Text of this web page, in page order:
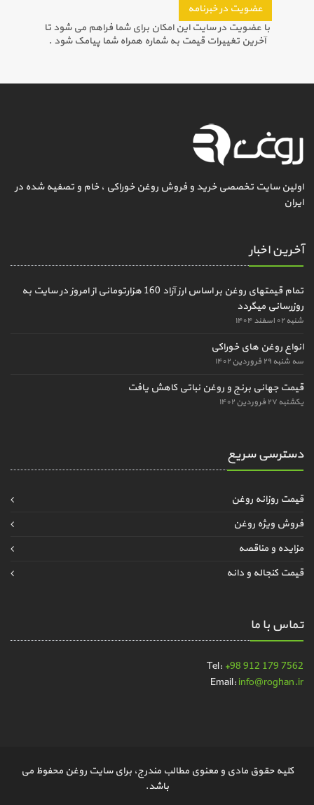
عضویت در خبرنامه
با عضویت در سایت این امکان برای شما فراهم می شود تا
آخرین تغییرات قیمت به شماره همراه شما پیامک شود .
اولین سایت تخصصی خرید و فروش روغن خوراکی ، خام و تصفیه شده در
ایران
آخرین اخبار
تمام قیمتهای روغن بر اساس ارز آزاد 160 هزارتومانی از امروز در سایت به
روزرسانی میگردد
شنبه ۰۲ اسفند ۱۴۰۴
انواع روغن های خوراکی
سه شنبه ۲۹ فروردین ۱۴۰۲
قیمت جهانی برنج و روغن نباتی کاهش یافت
یکشنبه ۲۷ فروردین ۱۴۰۲
دسترسی سریع
قیمت روزانه روغن
فروش ویژه روغن
مزایده و مناقصه
قیمت کنجاله و دانه
تماس با ما
Tel: +98 912 179 7562
Email:info@roghan.ir
کلیه حقوق مادی و معنوی مطالب مندرج، برای سایت روغن محفوظ می
باشد.